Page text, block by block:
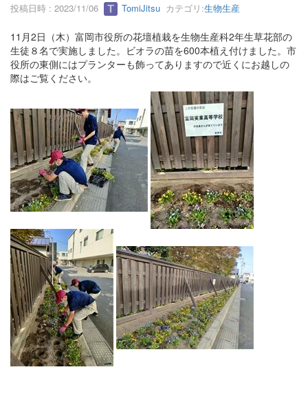
投稿日時 : 2023/11/06 TomiJitsu カテゴリ:生物生産
11月2日（木）富岡市役所の花壇植栽を生物生産科2年生草花部の
生徒８名で実施しました。ビオラの苗を600本植え付けました。市
役所の東側にはプランターも飾ってありますので近くにお越しの
際はご覧ください。